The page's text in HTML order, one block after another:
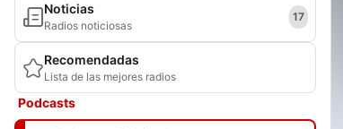
Noticias
Radios noticiosas
17
Recomendadas
Lista de las mejores radios
Podcasts